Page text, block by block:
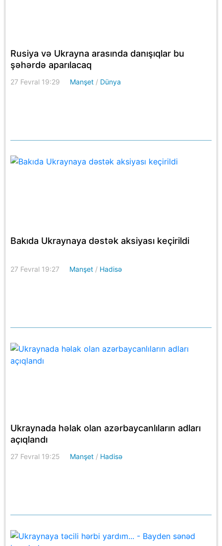
Rusiya və Ukrayna arasında danışıqlar bu
şəhərdə aparılacaq
27 Fevral 19:29 Manşet / Dünya
Bakıda Ukraynaya dəstək aksiyası keçirildi
27 Fevral 19:27 Manşet / Hadisə
Ukraynada həlak olan azərbaycanlıların adları
açıqlandı
27 Fevral 19:25 Manşet / Hadisə